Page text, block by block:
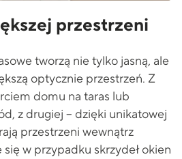
przestrzeni
tworzą nie tylko jasną, ale
optycznie przestrzeń. Z
domu na taras lub
z drugiej – dzięki unikatowej
przestrzeni wewnątrz
w przypadku skrzydeł okien